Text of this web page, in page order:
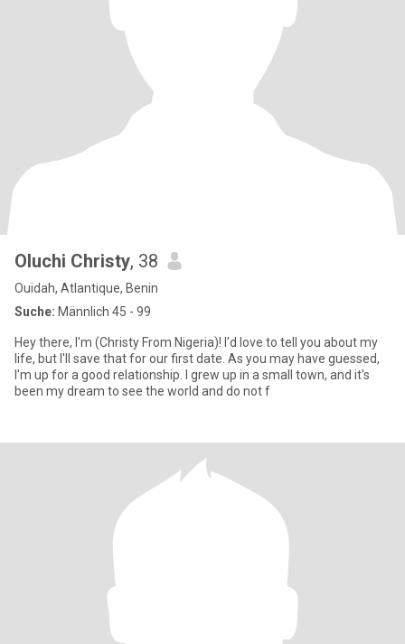
Oluchi Christy, 38
Ouidah, Atlantique, Benin
Suche: Männlich 45 - 99
Hey there, I'm (Christy From Nigeria)! I'd love to tell you about my
life, but I'll save that for our first date. As you may have guessed,
I'm up for a good relationship. I grew up in a small town, and it's
been my dream to see the world and do not f